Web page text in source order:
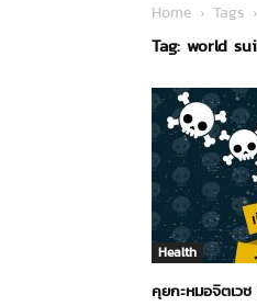
Home Tags
Tag: world
Health
คุยกะหมอจิตเว